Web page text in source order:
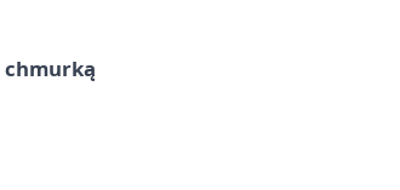
chmurką